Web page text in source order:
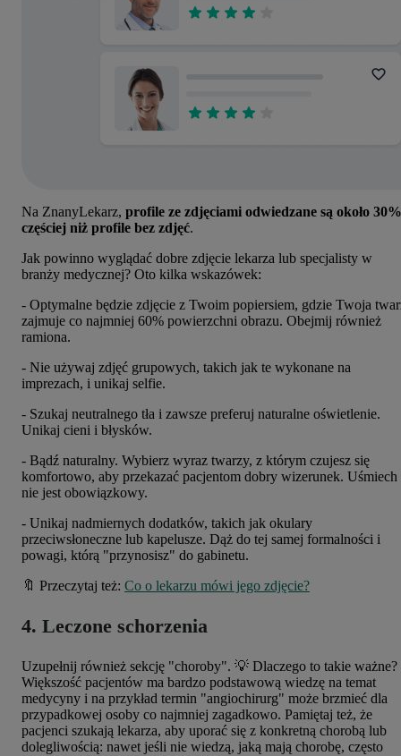
Na ZnanyLekarz, profile ze zdjęciami odwiedzane są około 30%
częściej niż profile bez zdjęć.
Jak powinno wyglądać dobre zdjęcie lekarza lub specjalisty w
branży medycznej? Oto kilka wskazówek:
- Optymalne będzie zdjęcie z Twoim popiersiem, gdzie Twoja
zajmuje co najmniej 60% powierzchni obrazu. Obejmij również
ramiona.
- Nie używaj zdjęć grupowych, takich jak te wykonane na
imprezach, i unikaj selfie.
- Szukaj neutralnego tła i zawsze preferuj naturalne oświetlenie.
Unikaj cieni i błysków.
- Bądź naturalny. Wybierz wyraz twarzy, z którym czujesz się
komfortowo, aby przekazać pacjentom dobry wizerunek. Uśmiech
nie jest obowiązkowy.
- Unikaj nadmiernych dodatków, takich jak okulary
przeciwsłoneczne lub kapelusze. Dąż do tej samej formalności i
powagi, którą "przynosisz" do gabinetu.
🔖 Przeczytaj też: Co o lekarzu mówi jego zdjęcie?
4. Leczone schorzenia
Uzupełnij również sekcję "choroby". 💡 Dlaczego to takie ważne?
Większość pacjentów ma bardzo podstawową wiedzę na temat
medycyny i na przykład termin "angiochirurg" może brzmieć dla
przypadkowej osoby co najmniej zagadkowo. Pamiętaj też, że
pacjenci szukają lekarza, aby uporać się z konkretną chorobą lub
dolegliwością: nawet jeśli nie wiedzą, jaką mają chorobę, często